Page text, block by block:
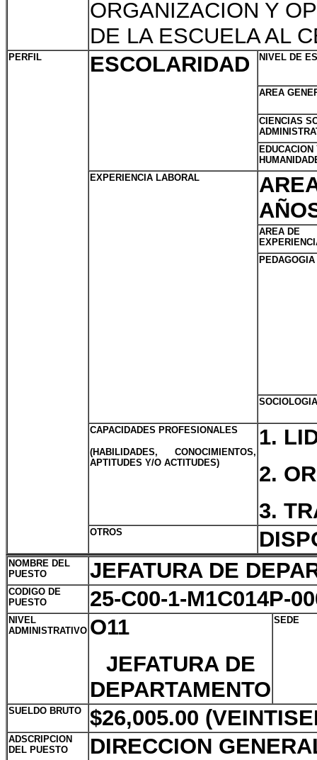
ORGANIZACION Y
DE LA ESCUELA AL
PERFIL ESCOLARIDAD NIVEL DE
AREA
CIENCIAS
EDUCACION
EXPERIENCIA LABORAL
AREA DE
PEDAGOGIA
SOCIOLOGIA
CAPACIDADES PROFESIONALES
(HABILIDADES, CONOCIMIENTOS,
APTITUDES Y/O ACTITUDES)
1.
2.
3.
OTROS
NOMBRE DEL
PUESTO
JEFATURA DE
CODIGO DE
PUESTO
25-C00-1-M1C014P-
NIVEL
ADMINISTRATIVO O11
JEFATURA DE
DEPARTAMENTO
SEDE
SUELDO BRUTO $26,005.00
ADSCRIPCION
DEL PUESTO
DIRECCION